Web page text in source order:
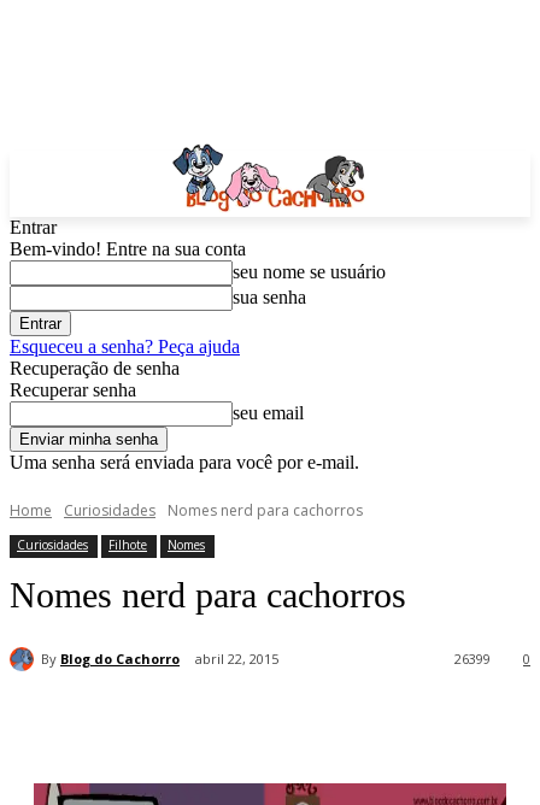
Entrar
Bem-vindo! Entre na sua conta
seu nome se usuário
sua senha
Esqueceu a senha? Peça ajuda
Recuperação de senha
Recuperar senha
seu email
Uma senha será enviada para você por e-mail.
Home Curiosidades Nomes nerd para cachorros
Curiosidades Filhote Nomes
Nomes nerd para cachorros
By Blog do Cachorro abril 22, 2015 0
26399